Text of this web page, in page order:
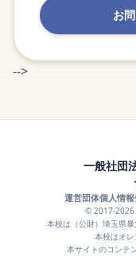
お
-->
一般社団
運営団体個人情
© 2017-2026
本校は（公財）埼玉県
本校はオレ
本サイトのコンテ